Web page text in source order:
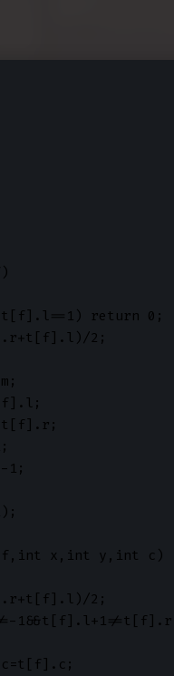
return 0;
2;
1;
x,int y,int c)
2;